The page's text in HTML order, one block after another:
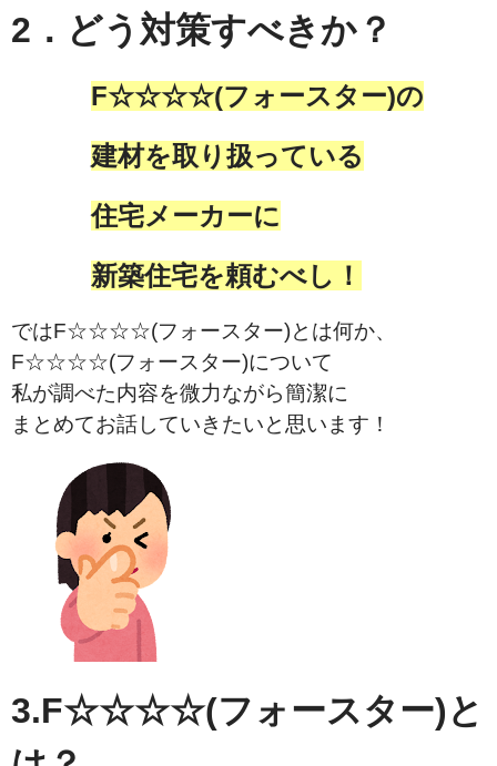
2．どう対策すべきか？
F☆☆☆☆(フォースター)の
建材を取り扱っている
住宅メーカーに
新築住宅を頼むべし！
ではF☆☆☆☆(フォースター)とは何か、
F☆☆☆☆(フォースター)について
私が調べた内容を微力ながら簡潔に
まとめてお話していきたいと思います！
3.F☆☆☆☆(フォースター)と